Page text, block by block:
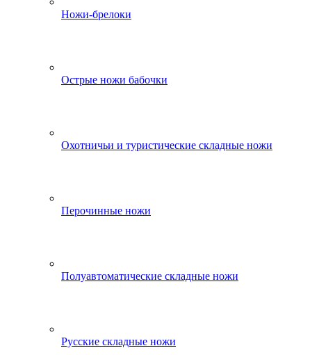
Ножи-брелоки
Острые ножи бабочки
Охотничьи и туристические складные ножи
Перочинные ножи
Полуавтоматические складные ножи
Русские складные ножи